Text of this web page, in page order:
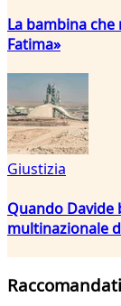
La bambina
Fatima»
Giustizia
Quando
multinazionale